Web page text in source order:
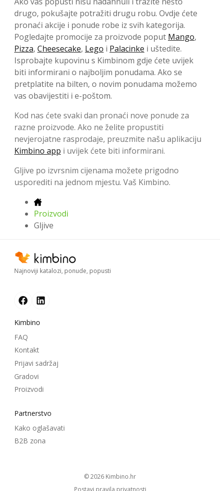
drugo, pokušajte potražiti drugu robu. Ovdje ćete
pronaći akcije i ponude robe iz svih kategorija.
Pogledajte promocije za proizvode poput Mango,
Pizza, Cheesecake, Lego i Palacinke i uštedite.
Isprobajte kupovinu s Kimbinom gdje ćete uvijek
biti informirani o najboljim ponudama. Ako se
pretplatite na bilten, o novim ponudama možemo
vas obavijestiti i e-poštom.
Kod nas ćete svaki dan pronaći nove ponude za
razne proizvode. Ako ne želite propustiti
nevjerojatne rasprodaje, preuzmite našu aplikaciju
Kimbino app i uvijek ćete biti informirani.
Gljive po izvrsnim cijenama možete prigodno
usporediti na jednom mjestu. Vaš Kimbino.
Proizvodi
Gljive
Najnoviji katalozi, ponude, popusti
Kimbino
FAQ
Kontakt
Prijavi sadržaj
Gradovi
Proizvodi
Partnerstvo
Kako oglašavati
B2B zona
© 2026
kimbino.hr
Postavi pravila privatnosti